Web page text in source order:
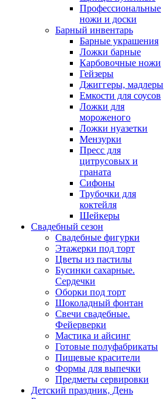
Профессиональные
ножи и доски
Барный инвентарь
Барные украшения
Ложки барные
Карбовочные ножи
Гейзеры
Джиггеры, мадлеры
Емкости для соусов
Ложки для
мороженого
Ложки нуазетки
Мензурки
Пресс для
цитрусовых и
граната
Сифоны
Трубочки для
коктейля
Шейкеры
Свадебный сезон
Свадебные фигурки
Этажерки под торт
Цветы из пастилы
Бусинки сахарные.
Сердечки
Оборки под торт
Шоколадный фонтан
Свечи свадебные.
Фейерверки
Мастика и айсинг
Готовые полуфабрикаты
Пищевые красители
Формы для выпечки
Предметы сервировки
Детский праздник, День